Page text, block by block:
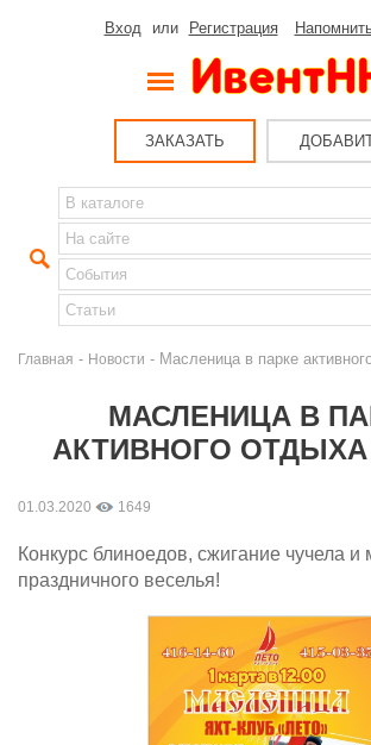
Вход или Регистрация
ЗАКАЗАТЬ
Главная - Новости - Масленица в парке
МАСЛЕНИЦА В
АКТИВНОГО
01.03.2020 1649
Конкурс блиноедов, сжигание чучела и
праздничного веселья!